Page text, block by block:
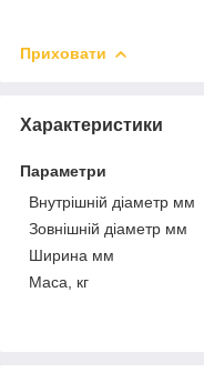
Приховати
Характеристики
Параметри
Внутрішній діаметр мм
Зовнішній діаметр мм
Ширина мм
Маса, кг